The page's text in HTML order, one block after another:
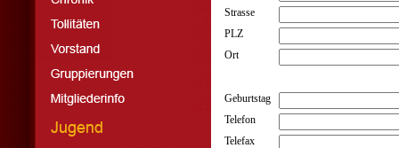
Strasse
PLZ
Ort
Geburtstag
Telefon
Telefax